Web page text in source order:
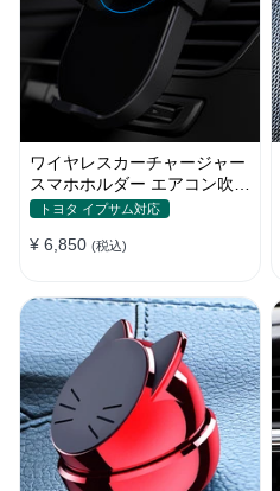
ワイヤレスカーチャージャー
スマホホルダー エアコン吹き
出し口/ 貼り付け
トヨタ イプサム対応
¥ 6,850 (税込)